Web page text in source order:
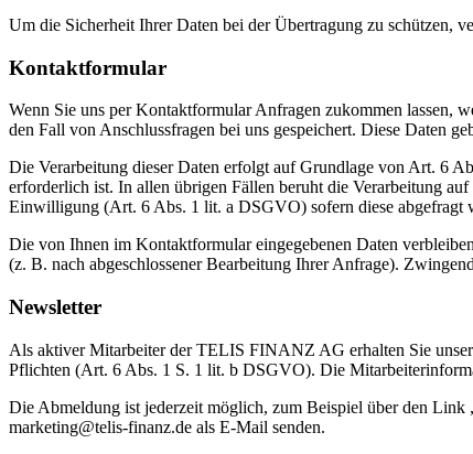
Um die Sicherheit Ihrer Daten bei der Übertragung zu schützen,
Kontaktformular
Wenn Sie uns per Kontaktformular Anfragen zukommen lassen,
den Fall von Anschlussfragen bei uns gespeichert. Diese Daten
Die Verarbeitung dieser Daten erfolgt auf Grundlage von Art. 6
erforderlich ist. In allen übrigen Fällen beruht die Verarbeitung
Einwilligung (Art. 6 Abs. 1 lit. a DSGVO) sofern diese abgefragt
Die von Ihnen im Kontaktformular eingegebenen Daten
(z. B. nach abgeschlossener Bearbeitung Ihrer Anfrage).
Newsletter
Als aktiver Mitarbeiter der TELIS FINANZ AG erhalten Sie
Pflichten (Art. 6 Abs. 1 S. 1 lit. b DSGVO). Die
Die Abmeldung ist jederzeit möglich, zum Beispiel über den Link
marketing@telis-finanz.de als E-Mail senden.